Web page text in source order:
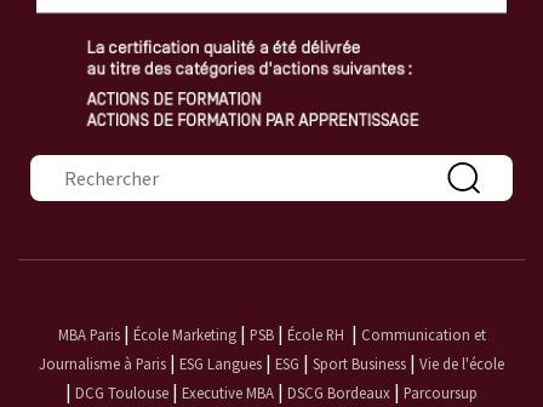
Formulaire de recherche
MBA Paris| École Marketing| PSB| École RH | Communication et
Journalisme à Paris | ESG Langues | ESG | Sport Business | Vie de l'école
| DCG Toulouse | Executive MBA | DSCG Bordeaux | Parcoursup